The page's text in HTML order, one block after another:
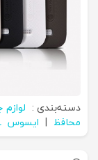
دسته‌بندی :
محافظ | ایسوس Asus